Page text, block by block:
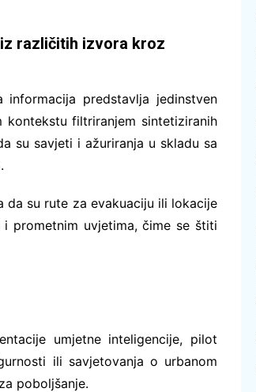
različitih izvora kroz
predstavlja jedinstven
kontekstu filtriranjem sintetiziranih
su savjeti i ažuriranja u skladu sa
da su rute za evakuaciju ili lokacije
prometnim uvjetima, čime se štiti
umjetne inteligencije, pilot
ili savjetovanja o urbanom
poboljšanje.